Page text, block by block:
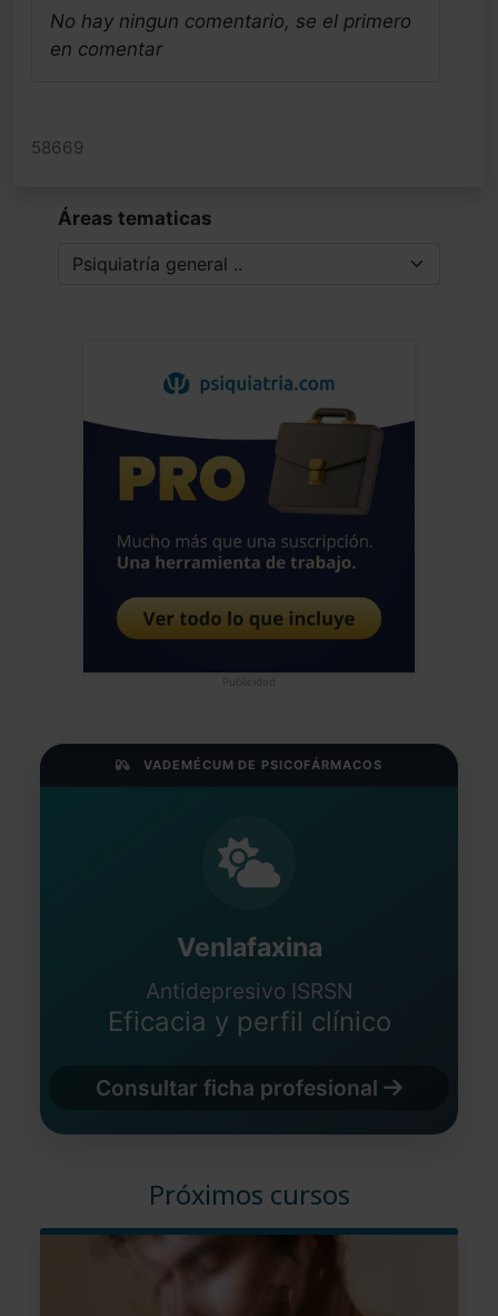
No hay ningun comentario, se el primero
en comentar
58669
Áreas tematicas
Publicidad
VADEMÉCUM DE PSICOFÁRMACOS
Venlafaxina
Antidepresivo ISRSN
Eficacia y perfil clínico
Consultar ficha profesional
Próximos cursos